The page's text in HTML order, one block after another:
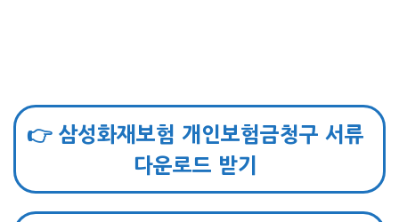
👉 삼성화재보험 개인보험금청구 서류
다운로드 받기